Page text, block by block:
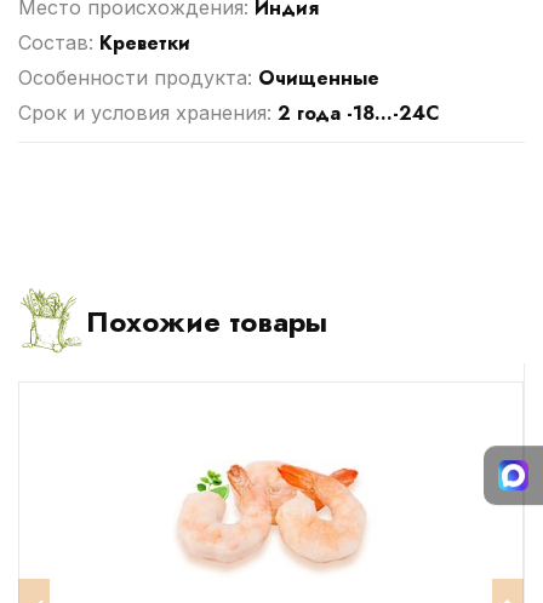
Место происхождения: Индия
Cостав: Креветки
Особенности продукта: Очищенные
Срок и условия хранения: 2 года -18...-24С
Похожие товары